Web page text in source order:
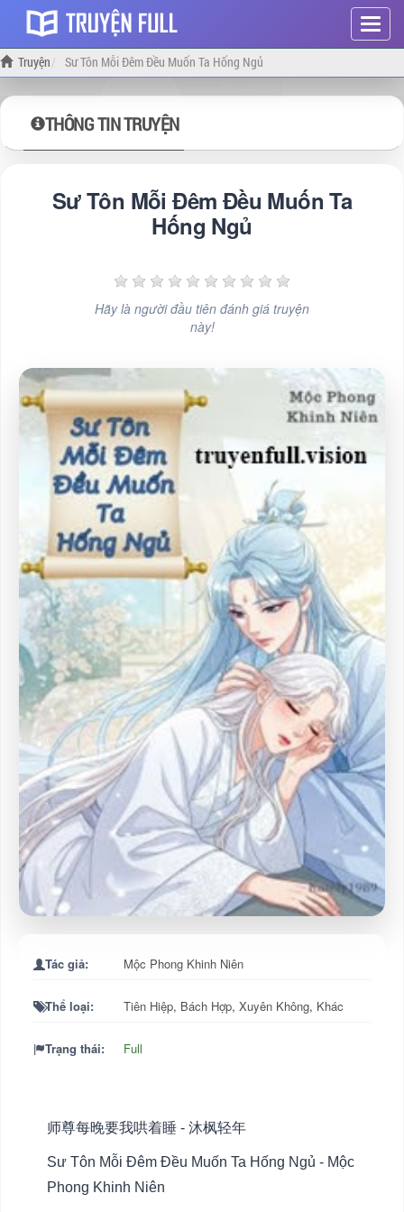
Hiện
menu
Truyện Sư Tôn Mỗi Đêm Đều Muốn Ta Hống Ngủ
THÔNG TIN TRUYỆN
Sư Tôn Mỗi Đêm Đều Muốn Ta
Hống Ngủ
Hãy là người đầu tiên đánh giá truyện
này!
Tác giả: Mộc Phong Khinh Niên
Thể loại: Tiên Hiệp, Bách Hợp, Xuyên Không, Khác
Trạng thái: Full
师尊每晚要我哄着睡 - 沐枫轻年
Sư Tôn Mỗi Đêm Đều Muốn Ta Hống Ngủ - Mộc
Phong Khinh Niên